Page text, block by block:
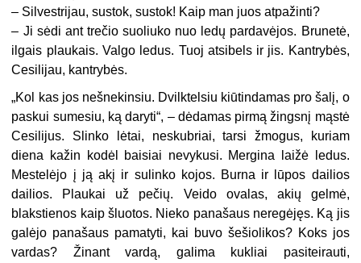
– Silvestrijau, sustok, sustok! Kaip man juos atpažinti?
– Ji sėdi ant trečio suoliuko nuo ledų pardavėjos. Brunetė,
ilgais plaukais. Valgo ledus. Tuoj atsibels ir jis. Kantrybės,
Cesilijau, kantrybės.
„Kol kas jos nešnekinsiu. Dvilktelsiu kiūtindamas pro šalį, o
paskui sumesiu, ką daryti“, – dėdamas pirmą žingsnį mąstė
Cesilijus. Slinko lėtai, neskubriai, tarsi žmogus, kuriam
diena kažin kodėl baisiai nevykusi. Mergina laižė ledus.
Mestelėjo į ją akį ir sulinko kojos. Burna ir lūpos dailios
dailios. Plaukai už pečių. Veido ovalas, akių gelmė,
blakstienos kaip šluotos. Nieko panašaus neregėjęs. Ką jis
galėjo panašaus pamatyti, kai buvo šešiolikos? Koks jos
vardas? Žinant vardą, galima kukliai pasiteirauti,